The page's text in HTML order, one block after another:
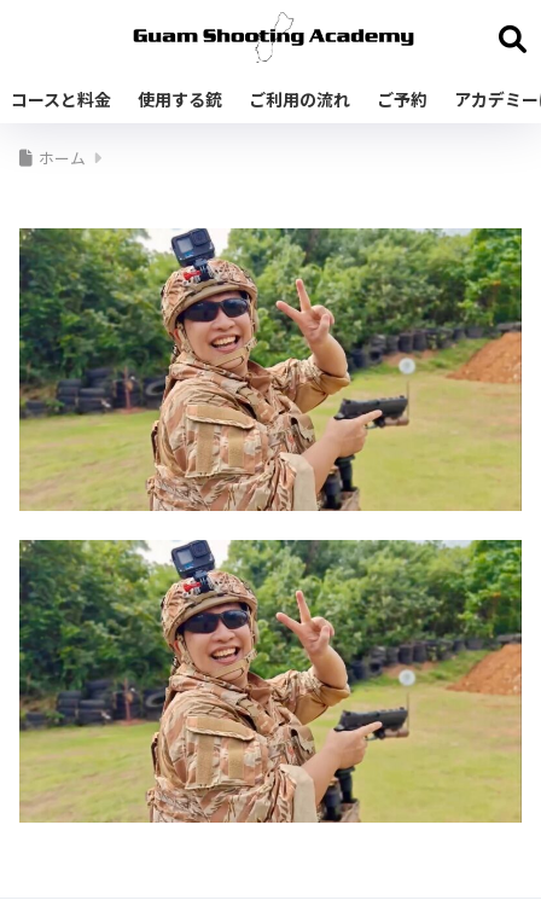
コースと料金 使用する銃 ご利用の流れ ご予約 アカデミ
ホーム